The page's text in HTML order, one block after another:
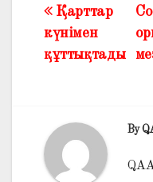
Жазба
Қарттар
күнімен
құттықтады
By